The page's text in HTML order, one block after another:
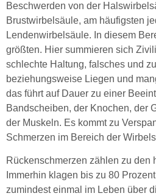
Beschwerden von der
Brustwirbelsäule, am häufigsten
Lendenwirbelsäule. In diesem
größten. Hier summieren sich
schlechte Haltung, falsches und
beziehungsweise Liegen und
das führt auf Dauer zu einer
Bandscheiben, der Knochen, der
der Muskeln. Es kommt zu
Schmerzen im Bereich der
Rückenschmerzen zählen zu den
Immerhin klagen bis zu 80
zumindest einmal im Leben über